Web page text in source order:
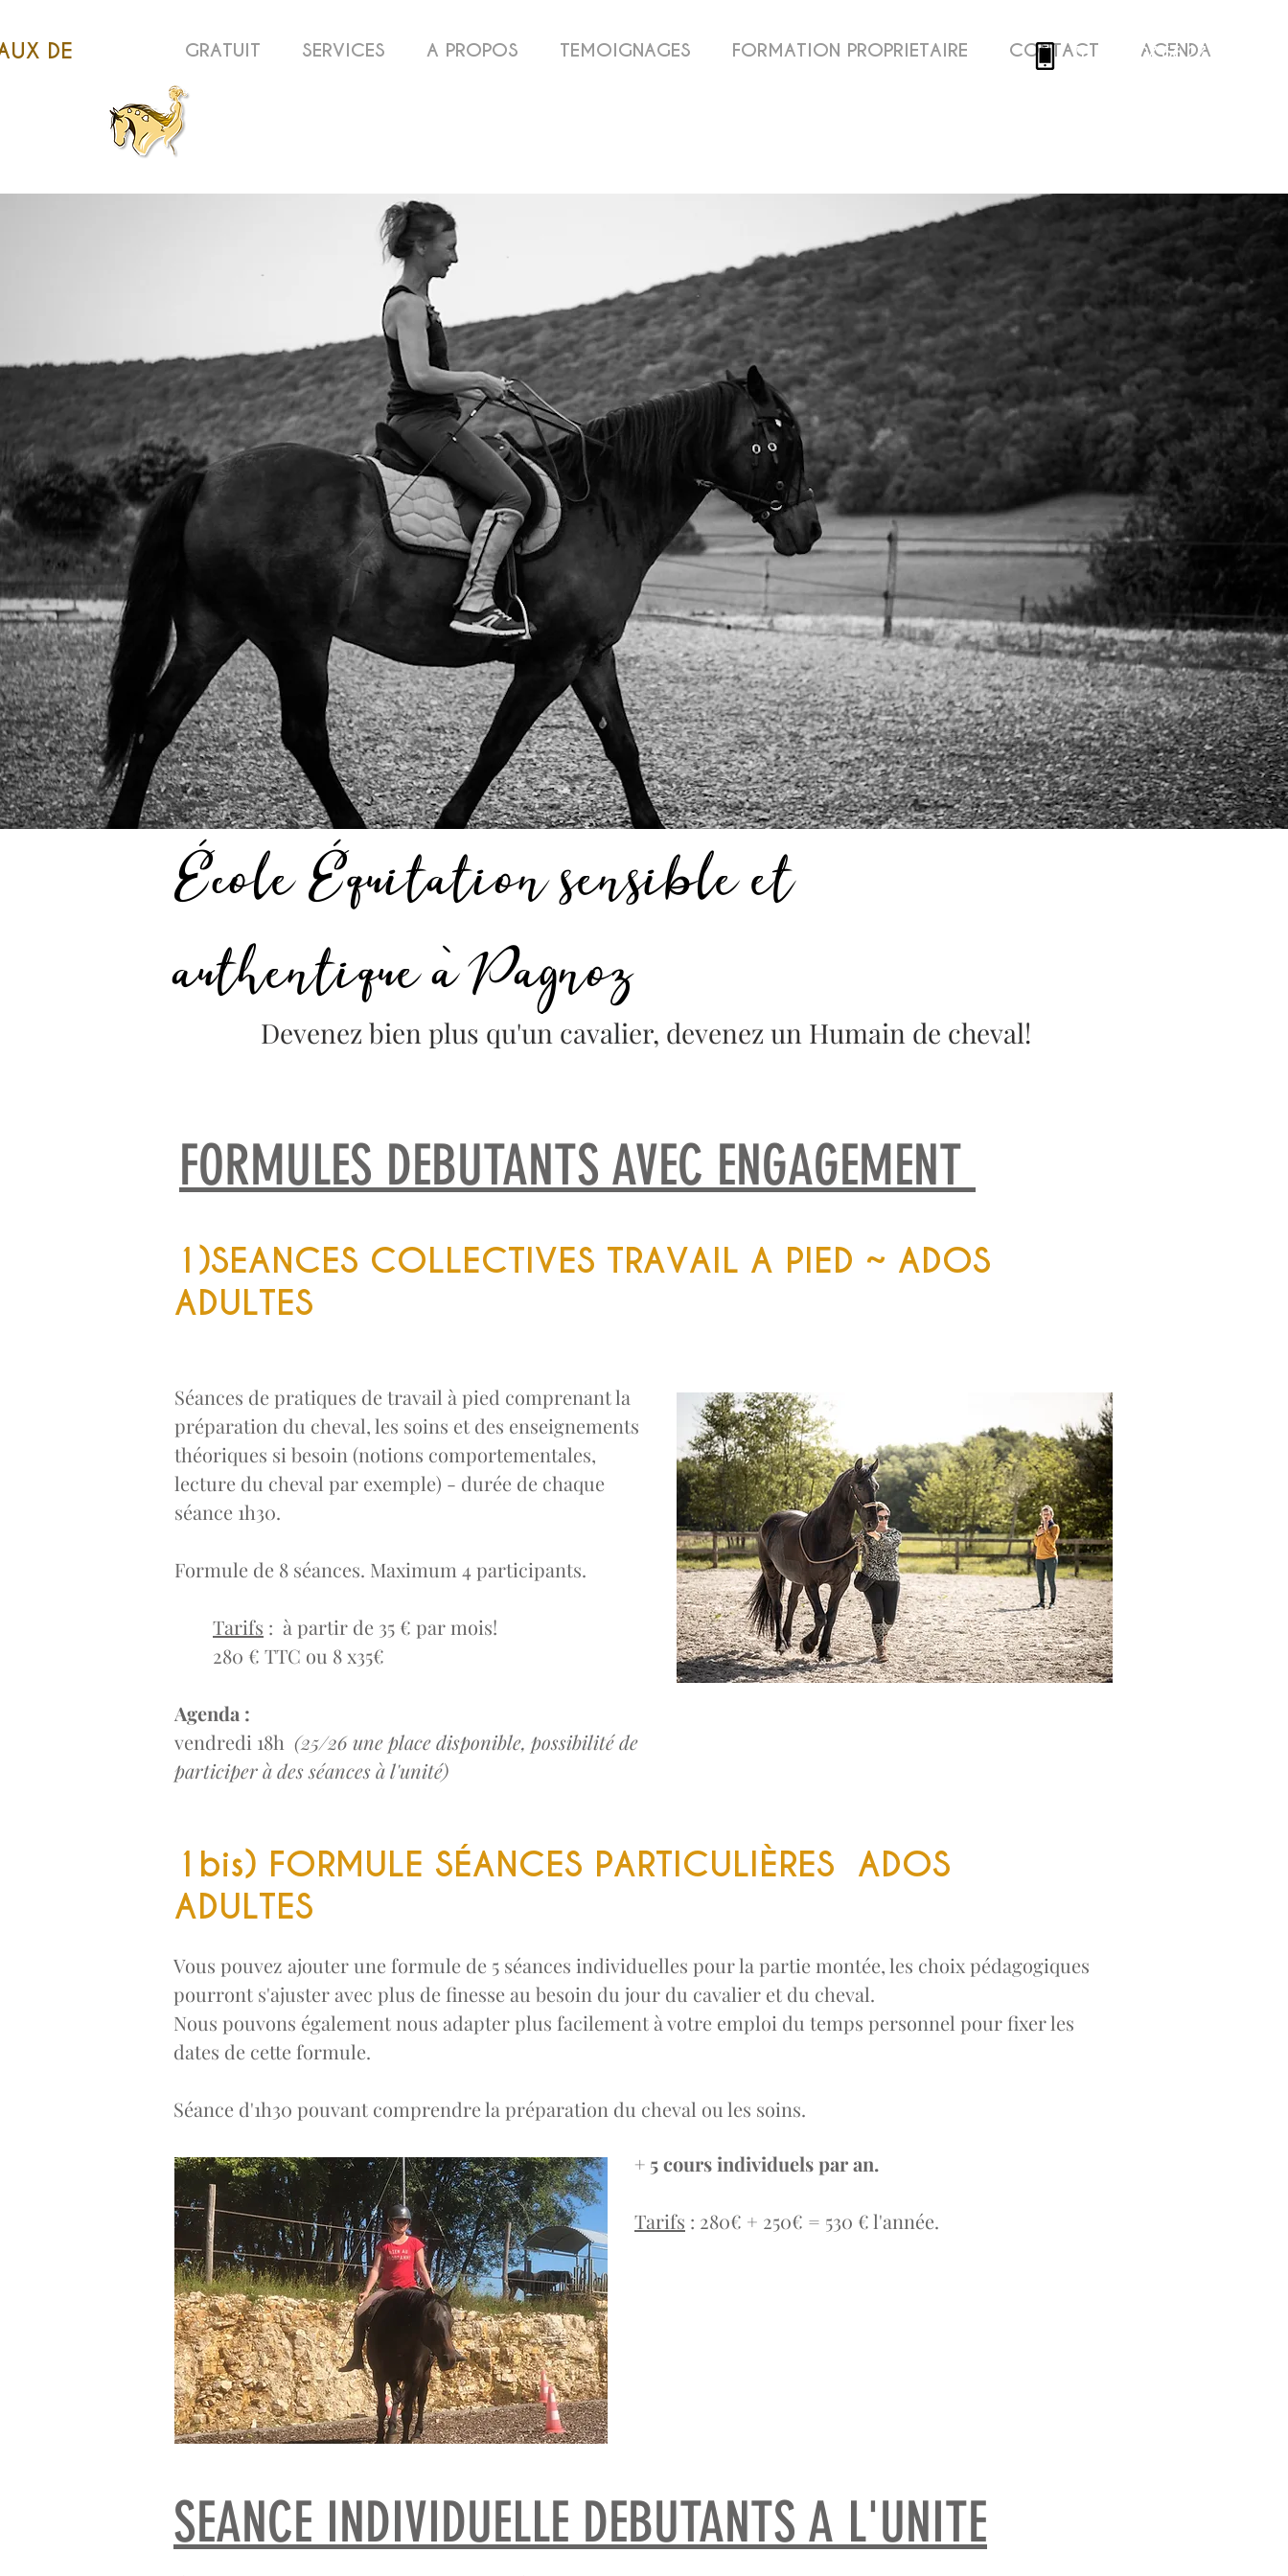
TEL : 06.07.66.27.12
DE GRATUIT SERVICES A PROPOS TEMOIGNAGES FORMATION PROPRIETAIRE CONTACT AGENDA
École Équitation sensible et
authentique à Pagnoz
Devenez bien plus qu'un cavalier, devenez un Humain de cheval!
FORMULES DEBUTANTS AVEC ENGAGEMENT
1)SEANCES COLLECTIVES TRAVAIL A PIED ~ ADOS
ADULTES
Séances de pratiques de travail à pied comprenant la
préparation du cheval, les soins et des enseignements
théoriques si besoin (notions comportementales,
lecture du cheval par exemple) - durée de chaque
séance 1h30.
Formule de 8 séances. Maximum 4 participants.
​Tarifs : à partir de 35 € par mois!
280 € TTC ou 8 x35€
Agenda :
vendredi 18h (25/26 une place disponible, possibilité de
participer à des séances à l'unité)
1bis) FORMULE SÉANCES PARTICULIÈRES ADOS
ADULTES
+ 5 cours individuels par an.
Tarifs : 280€ + 250€ = 530 € l'année.
Vous pouvez ajouter une formule de 5 séances individuelles pour la partie montée, les choix pédagogiques
pourront s'ajuster avec plus de finesse au besoin du jour du cavalier et du cheval.
Nous pouvons également nous adapter plus facilement à votre emploi du temps personnel pour fixer les
dates de cette formule.
Séance d'1h30 pouvant comprendre la préparation du cheval ou les soins.
SEANCE INDIVIDUELLE DEBUTANTS A L'UNITE